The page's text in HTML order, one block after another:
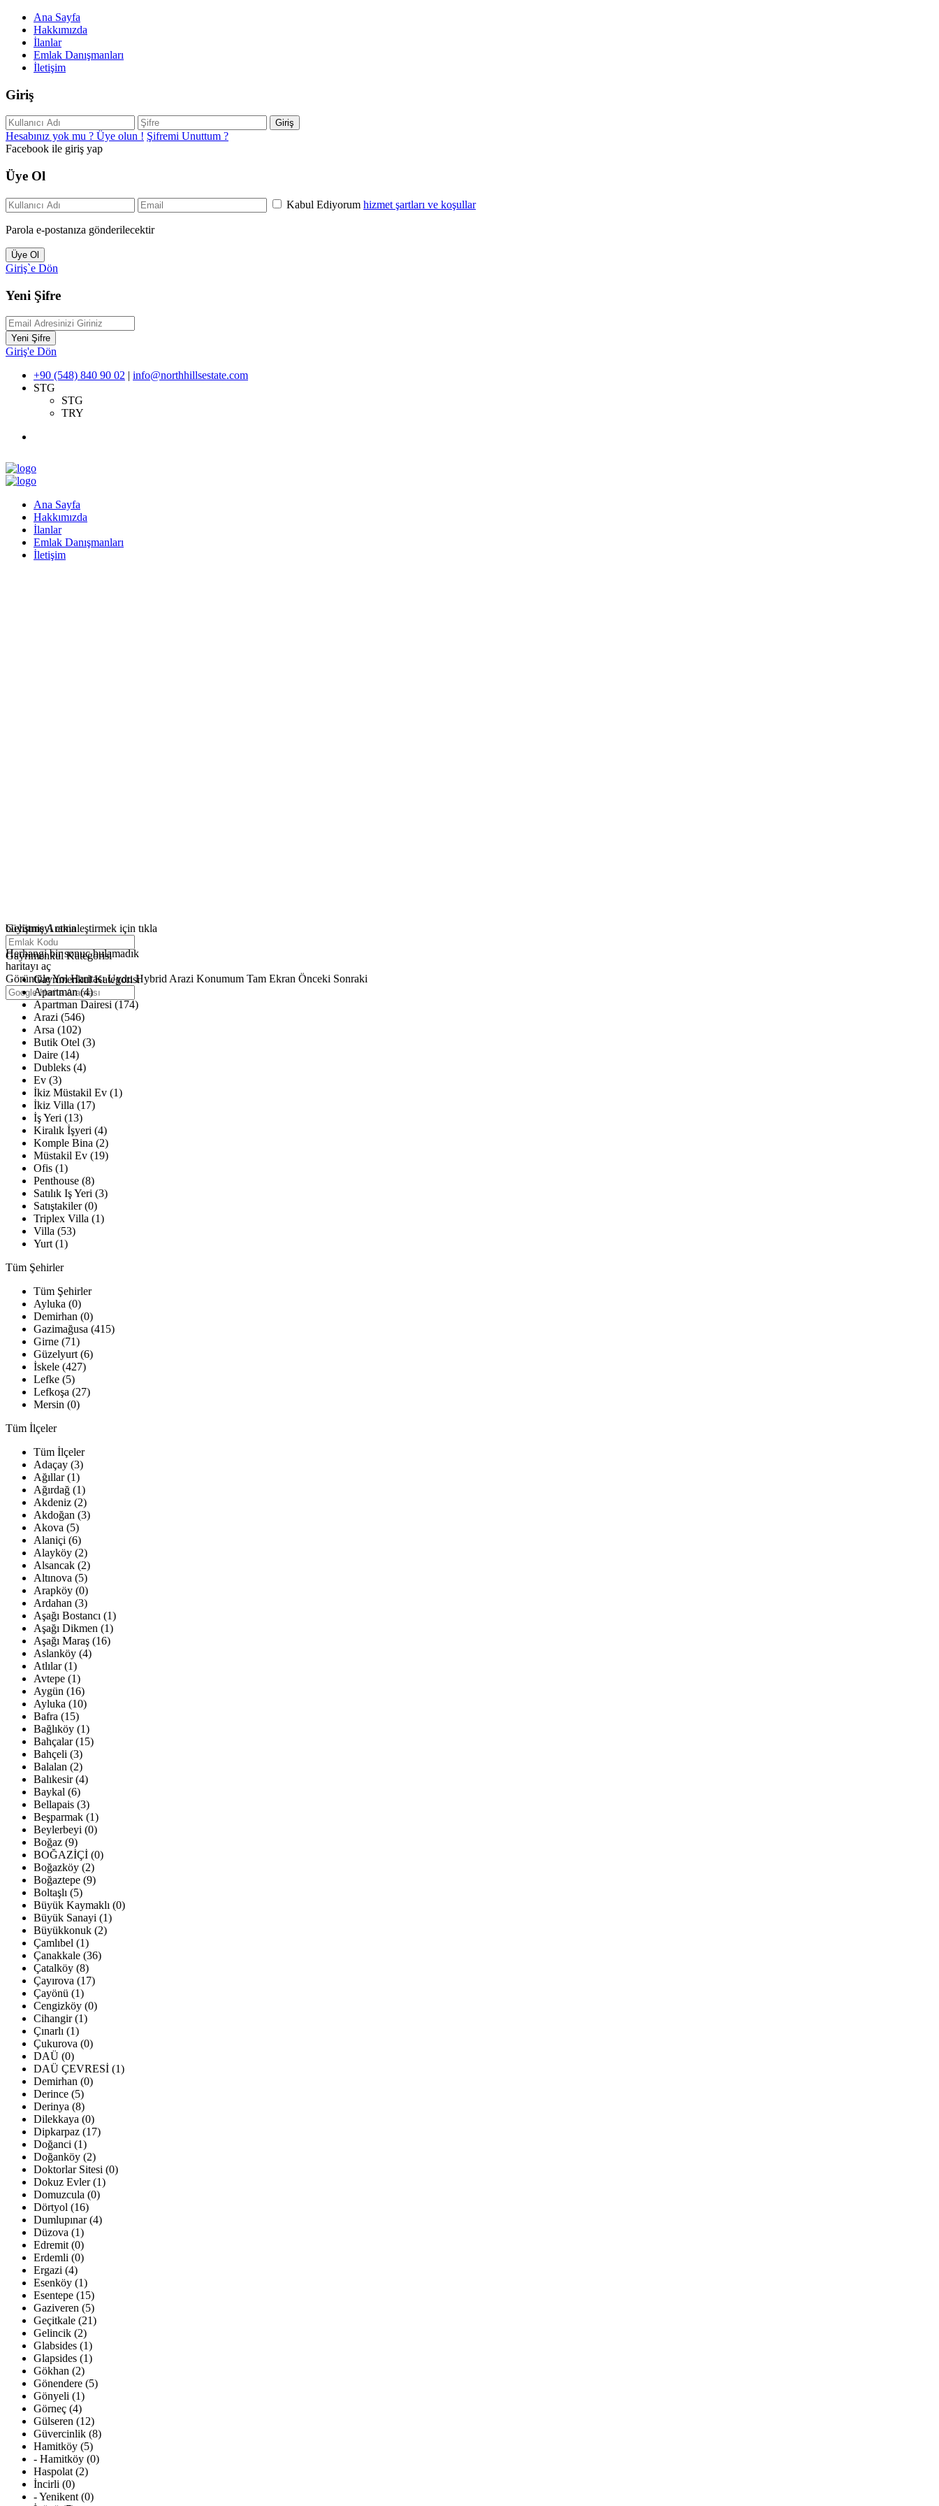
Ana Sayfa
Hakkımızda
İlanlar
Emlak Danışmanları
İletişim
Giriş
Giriş
Hesabınız yok mu ? Üye olun ! Şifremi Unuttum ?
Facebook ile giriş yap
Üye Ol
Kabul Ediyorum hizmet şartları ve koşullar
Parola e-postanıza gönderilecektir
Üye Ol
Giriş`e Dön
Yeni Şifre
Yeni Şifre
Giriş'e Dön
+90 (548) 840 90 02 | info@northhillsestate.com
STG
STG
TRY
Ana Sayfa
Hakkımızda
İlanlar
Emlak Danışmanları
İletişim
büyütmeyi etkinleştirmek için tıkla
Haritalar yükleniyor
Herhangi bir sonuç bulamadık
haritayı aç
GörüntüleYol Haritası Uydu Hybrid Arazi Konumum Tam Ekran Önceki Sonraki
Gelişmiş Arama
Gayrimenkul Kategorisi
Gayrimenkul Kategorisi
Apartman (4)
Apartman Dairesi (174)
Arazi (546)
Arsa (102)
Butik Otel (3)
Daire (14)
Dubleks (4)
Ev (3)
İkiz Müstakil Ev (1)
İkiz Villa (17)
İş Yeri (13)
Kiralık İşyeri (4)
Komple Bina (2)
Müstakil Ev (19)
Ofis (1)
Penthouse (8)
Satılık Iş Yeri (3)
Satıştakiler (0)
Triplex Villa (1)
Villa (53)
Yurt (1)
Tüm Şehirler
Tüm Şehirler
Ayluka (0)
Demirhan (0)
Gazimağusa (415)
Girne (71)
Güzelyurt (6)
İskele (427)
Lefke (5)
Lefkoşa (27)
Mersin (0)
Tüm İlçeler
Tüm İlçeler
Adaçay (3)
Ağıllar (1)
Ağırdağ (1)
Akdeniz (2)
Akdoğan (3)
Akova (5)
Alaniçi (6)
Alayköy (2)
Alsancak (2)
Altınova (5)
Arapköy (0)
Ardahan (3)
Aşağı Bostancı (1)
Aşağı Dikmen (1)
Aşağı Maraş (16)
Aslanköy (4)
Atlılar (1)
Avtepe (1)
Aygün (16)
Ayluka (10)
Bafra (15)
Bağlıköy (1)
Bahçalar (15)
Bahçeli (3)
Balalan (2)
Balıkesir (4)
Baykal (6)
Bellapais (3)
Beşparmak (1)
Beylerbeyi (0)
Boğaz (9)
BOĞAZİÇİ (0)
Boğazköy (2)
Boğaztepe (9)
Boltaşlı (5)
Büyük Kaymaklı (0)
Büyük Sanayi (1)
Büyükkonuk (2)
Çamlıbel (1)
Çanakkale (36)
Çatalköy (8)
Çayırova (17)
Çayönü (1)
Cengizköy (0)
Cihangir (1)
Çınarlı (1)
Çukurova (0)
DAÜ (0)
DAÜ ÇEVRESİ (1)
Demirhan (0)
Derince (5)
Derinya (8)
Dilekkaya (0)
Dipkarpaz (17)
Doğanci (1)
Doğanköy (2)
Doktorlar Sitesi (0)
Dokuz Evler (1)
Domuzcula (0)
Dörtyol (16)
Dumlupınar (4)
Düzova (1)
Edremit (0)
Erdemli (0)
Ergazi (4)
Esenköy (1)
Esentepe (15)
Gaziveren (5)
Geçitkale (21)
Gelincik (2)
Glabsides (1)
Glapsides (1)
Gökhan (2)
Gönendere (5)
Gönyeli (1)
Görneç (4)
Gülseren (12)
Güvercinlik (8)
Hamitköy (5)
- Hamitköy (0)
Haspolat (2)
İncirli (0)
- Yenikent (0)